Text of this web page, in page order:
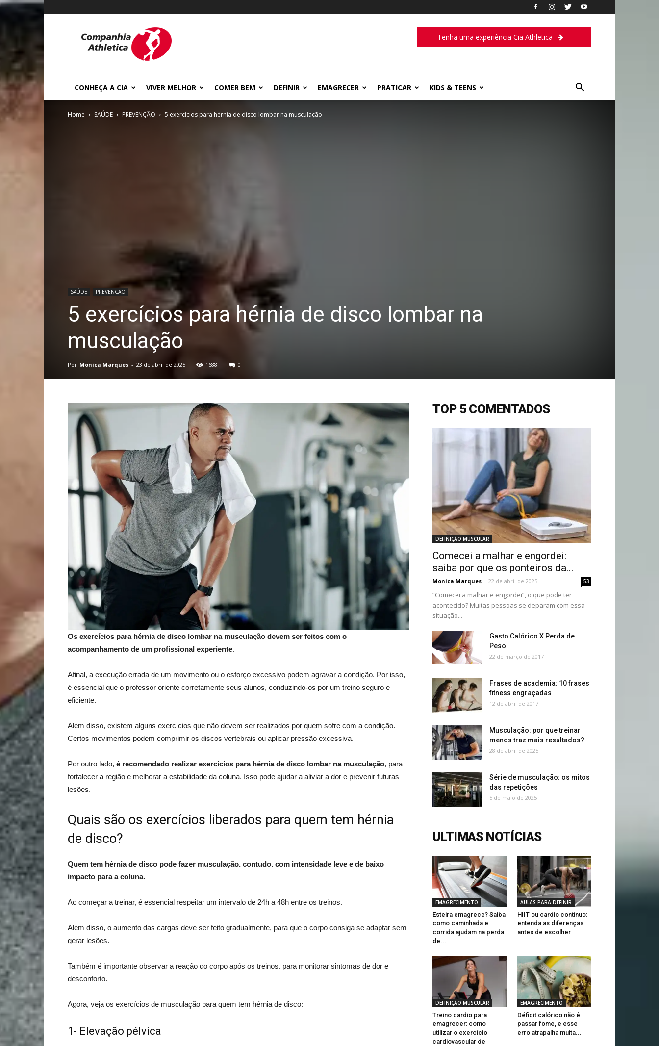
Athletica
Tenha uma experiência Cia Athletica
CONHEÇA A CIA VIVER MELHOR COMER BEM DEFINIR EMAGRECER PRATICAR KIDS & TEENS
Home SAÚDE PREVENÇÃO 5 exercícios para hérnia de disco lombar na musculação
SAÚDE PREVENÇÃO
5 exercícios para hérnia de disco lombar na
musculação
Por Monica Marques - 23 de abril de 2025 1688 0
Os exercícios para hérnia de disco lombar na musculação devem ser feitos com o
acompanhamento de um profissional experiente.
Afinal, a execução errada de um movimento ou o esforço excessivo podem agravar a condição. Por isso,
é essencial que o professor oriente corretamente seus alunos, conduzindo-os por um treino seguro e
eficiente.
Além disso, existem alguns exercícios que não devem ser realizados por quem sofre com a condição.
Certos movimentos podem comprimir os discos vertebrais ou aplicar pressão excessiva.
Por outro lado, é recomendado realizar exercícios para hérnia de disco lombar na musculação, para
fortalecer a região e melhorar a estabilidade da coluna. Isso pode ajudar a aliviar a dor e prevenir futuras
lesões.
Quais são os exercícios liberados para quem tem hérnia
de disco?
Quem tem hérnia de disco pode fazer musculação, contudo, com intensidade leve e de baixo
impacto para a coluna.
Ao começar a treinar, é essencial respeitar um intervalo de 24h a 48h entre os treinos.
Além disso, o aumento das cargas deve ser feito gradualmente, para que o corpo consiga se adaptar sem
gerar lesões.
Também é importante observar a reação do corpo após os treinos, para monitorar sintomas de dor e
desconforto.
Agora, veja os exercícios de musculação para quem tem hérnia de disco:
1- Elevação pélvica
TOP 5 COMENTADOS
DEFINIÇÃO MUSCULAR
Comecei a malhar e engordei:
saiba por que os ponteiros da...
Monica Marques - 22 de abril de 2025 53
“Comecei a malhar e engordei”, o que pode ter
acontecido? Muitas pessoas se deparam com essa
situação...
Gasto Calórico X Perda de
Peso
22 de março de 2017
Frases de academia: 10 frases
fitness engraçadas
12 de abril de 2017
Musculação: por que treinar
menos traz mais resultados?
28 de abril de 2025
Série de musculação: os mitos
das repetições
5 de maio de 2025
ULTIMAS NOTÍCIAS
EMAGRECIMENTO
Esteira emagrece? Saiba
como caminhada e
corrida ajudam na perda
de...
AULAS PARA DEFINIR
HIIT ou cardio contínuo:
entenda as diferenças
antes de escolher
DEFINIÇÃO MUSCULAR
Treino cardio para
emagrecer: como
utilizar o exercício
cardiovascular de
EMAGRECIMENTO
Déficit calórico não é
passar fome, e esse
erro atrapalha muita...